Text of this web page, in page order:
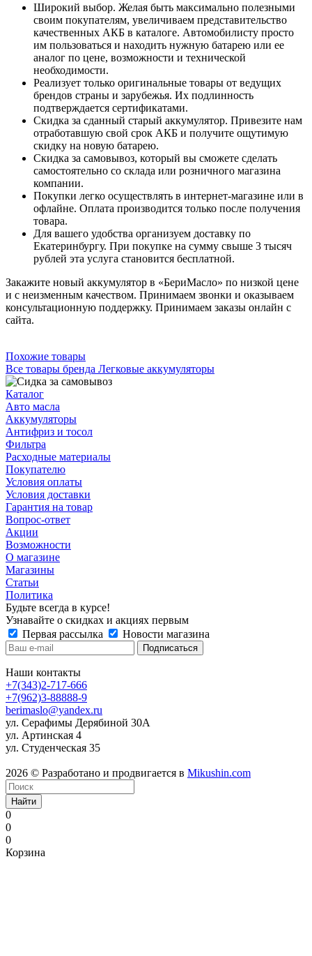
Широкий выбор. Желая быть максимально полезными
своим покупателям, увеличиваем представительство
качественных АКБ в каталоге. Автомобилисту просто
им пользоваться и находить нужную батарею или ее
аналог по цене, возможности и технической
необходимости.
Реализует только оригинальные товары от ведущих
брендов страны и зарубежья. Их подлинность
подтверждается сертификатами.
Скидка за сданный старый аккумулятор. Привезите нам
отработавшую свой срок АКБ и получите ощутимую
скидку на новую батарею.
Скидка за самовывоз, который вы сможете сделать
самостоятельно со склада или розничного магазина
компании.
Покупки легко осуществлять в интернет-магазине или в
офлайне. Оплата производится только после получения
товара.
Для вашего удобства организуем доставку по
Екатеринбургу. При покупке на сумму свыше 3 тысяч
рублей эта услуга становится бесплатной.
Закажите новый аккумулятор в «БериМасло» по низкой цене
и с неизменным качеством. Принимаем звонки и оказываем
консультационную поддержку. Принимаем заказы онлайн с
сайта.
Похожие товары
Все товары бренда Легковые аккумуляторы
Каталог
Авто масла
Аккумуляторы
Антифриз и тосол
Фильтра
Расходные материалы
Покупателю
Условия оплаты
Условия доставки
Гарантия на товар
Вопрос-ответ
Акции
Возможности
О магазине
Магазины
Статьи
Политика
Будьте всегда в курсе!
Узнавайте о скидках и акциях первым
Первая рассылка
Новости магазина
Наши контакты
+7(343)2-717-666
+7(962)3-88888-9
berimaslo@yandex.ru
ул. Серафимы Дерябиной 30А
ул. Артинская 4
ул. Студенческая 35
2026 © Разработано и продвигается в Mikushin.com
Найти
0
0
0
Корзина